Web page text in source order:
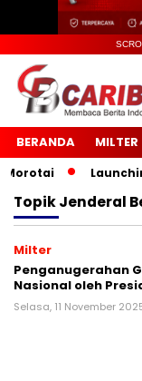
BERANDA MILTER
Launching
TopikJenderal
Milter
Penganugerahan
Nasional oleh
Selasa, 11 November